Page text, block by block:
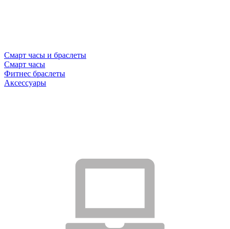
Смарт часы и браслеты
Смарт часы
Фитнес браслеты
Аксессуары